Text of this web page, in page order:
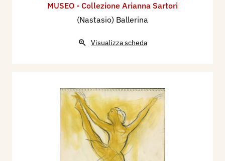
MUSEO - Collezione Arianna Sartori
(Nastasio) Ballerina
Visualizza scheda